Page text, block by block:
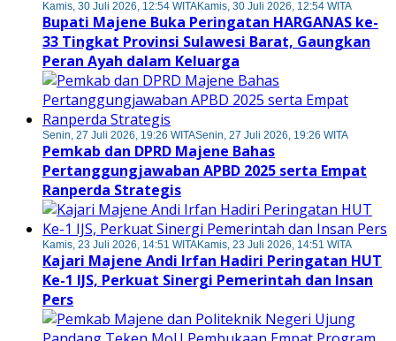
Kamis, 30 Juli 2026, 12:54 WITAKamis, 30 Juli 2026, 12:54 WITA
Bupati Majene Buka Peringatan HARGANAS ke-
33 Tingkat Provinsi Sulawesi Barat, Gaungkan
Peran Ayah dalam Keluarga
Senin, 27 Juli 2026, 19:26 WITASenin, 27 Juli 2026, 19:26 WITA
Pemkab dan DPRD Majene Bahas
Pertanggungjawaban APBD 2025 serta Empat
Ranperda Strategis
Kamis, 23 Juli 2026, 14:51 WITAKamis, 23 Juli 2026, 14:51 WITA
Kajari Majene Andi Irfan Hadiri Peringatan HUT
Ke-1 IJS, Perkuat Sinergi Pemerintah dan Insan
Pers